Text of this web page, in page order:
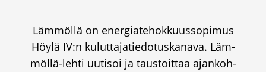
Läm­möl­lä on ener­gia­te­hok­kuus­so­pi­mus
Höy­lä IV:n kulut­ta­ja­tie­do­tus­ka­na­va. Läm­
möl­lä-leh­ti uuti­soi ja taus­toit­taa ajan­koh­